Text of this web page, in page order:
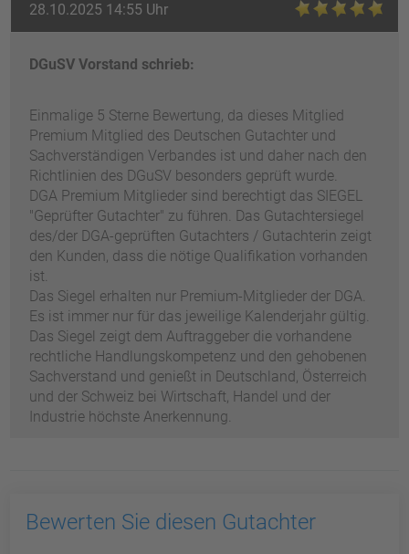
28.10.2025 14:55 Uhr
DGuSV Vorstand schrieb:
Einmalige 5 Sterne Bewertung, da dieses Mitglied
Premium Mitglied des Deutschen Gutachter und
Sachverständigen Verbandes ist und daher nach den
Richtlinien des DGuSV besonders geprüft wurde.
DGA Premium Mitglieder sind berechtigt das SIEGEL
"Geprüfter Gutachter" zu führen. Das Gutachtersiegel
des/der DGA-geprüften Gutachters / Gutachterin zeigt
den Kunden, dass die nötige Qualifikation vorhanden
ist.
Das Siegel erhalten nur Premium-Mitglieder der DGA.
Es ist immer nur für das jeweilige Kalenderjahr gültig.
Das Siegel zeigt dem Auftraggeber die vorhandene
rechtliche Handlungskompetenz und den gehobenen
Sachverstand und genießt in Deutschland, Österreich
und der Schweiz bei Wirtschaft, Handel und der
Industrie höchste Anerkennung.
Bewerten Sie diesen Gutachter